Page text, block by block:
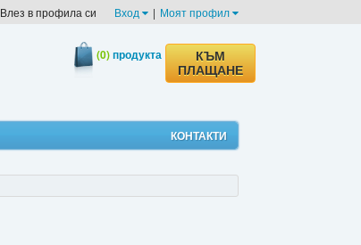
Влез в профила си Вход | Моят профил
(0)продукта
КЪМ
ПЛАЩАНЕ
КОНТАКТИ